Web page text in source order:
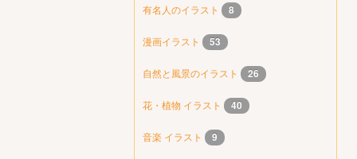
有名人のイラスト 8
漫画イラスト 53
自然と風景のイラスト 26
花・植物 イラスト 40
音楽 イラスト 9